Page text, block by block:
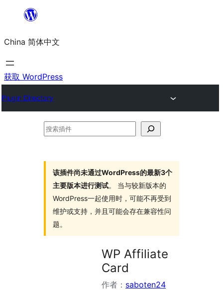
内
容
China 简体中文
获取 WordPress
Plugin Directory
搜
该插件尚未通过WordPress的最新3个
主要版本进行测试。 当与较新版本的
WordPress一起使用时，可能不再受到
维护或支持，并且可能会存在兼容性问
题。
WP Affiliate
Card
作者： saboten24